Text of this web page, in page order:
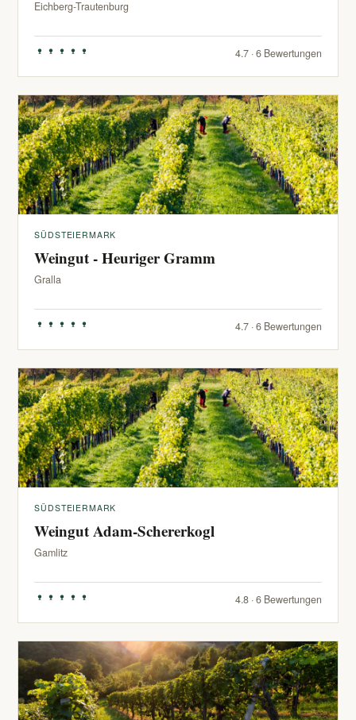
Eichberg-Trautenburg
4.7 · 6 Bewertungen
SÜDSTEIERMARK
Weingut - Heuriger Gramm
Gralla
4.7 · 6 Bewertungen
SÜDSTEIERMARK
Weingut Adam-Schererkogl
Gamlitz
4.8 · 6 Bewertungen